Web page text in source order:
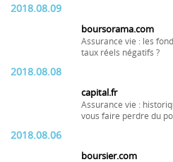
2018.08.09
boursorama.com
Assurance vie : les
taux réels négatifs ?
2018.08.08
capital.fr
Assurance vie :
vous faire perdre du
2018.08.06
boursier.com